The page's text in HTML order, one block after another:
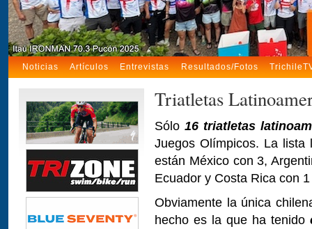
Noticias Artículos Entrevistas Resultados/Fotos
Triatletas
Sólo16 triatletas
Juegos Olímpicos. La
están México con 3,
Ecuador y Costa Rica con
Obviamente la única
hecho es la que ha tenido